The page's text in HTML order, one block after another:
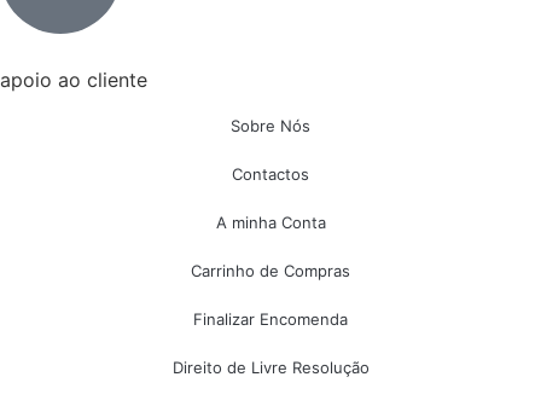
apoio ao cliente
Sobre Nós
Contactos
A minha Conta
Carrinho de Compras
Finalizar Encomenda
Direito de Livre Resolução